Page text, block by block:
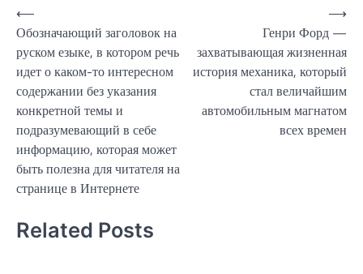
Навигация
по
записям
⟵
Обозначающий заголовок на
руском езыке, в котором речь
идет о каком-то интересном
содержании без указания
конкретной темы и
подразумевающий в себе
информацию, которая может
быть полезна для читателя на
странице в Интернете
Генри Форд —
захватывающая жизненная
история механика, который
стал величайшим
автомобильным магнатом
всех времен
⟶
Related Posts